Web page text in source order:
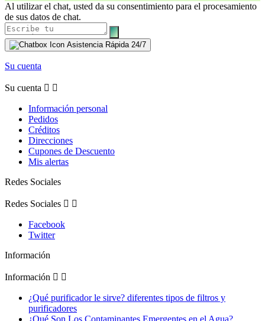
Al utilizar el chat, usted da su consentimiento para el procesamiento
de sus datos de chat.
Asistencia Rápida 24/7
Su cuenta
Su cuenta  
Información personal
Pedidos
Créditos
Direcciones
Cupones de Descuento
Mis alertas
Redes Sociales
Redes Sociales  
Facebook
Twitter
Información
Información  
¿Qué purificador le sirve? diferentes tipos de filtros y
purificadores
¿Qué Son Los Contaminantes Emergentes en el Agua?